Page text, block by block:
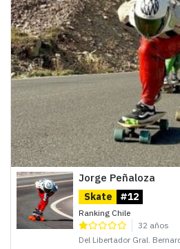
Jorge Peñaloza
Skate #12
Ranking Chile
32 años
Del Libertador Gral.